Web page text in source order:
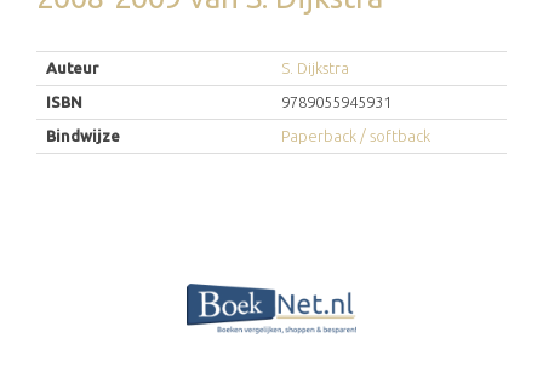
Auteur
S. Dijkstra
ISBN
9789055945931
Bindwijze
Paperback / softback